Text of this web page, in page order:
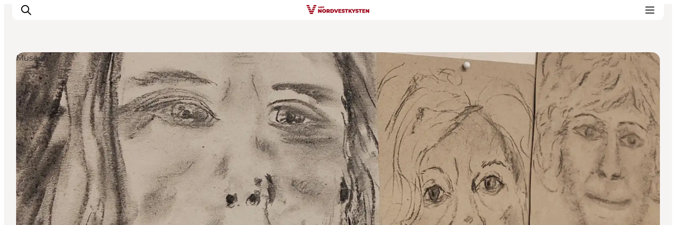
Urlaubsorte
Inspiration
Events
Unterkunft
Mach deine Urlaubsplanung
Museen